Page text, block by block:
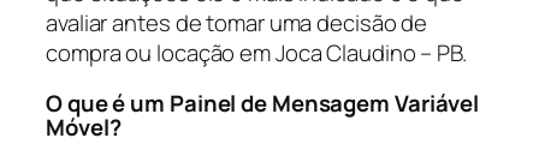
avaliar antes de tomar uma decisão de
compra ou locação em Joca Claudino – PB.
O que é um Painel de Mensagem Variável
Móvel?